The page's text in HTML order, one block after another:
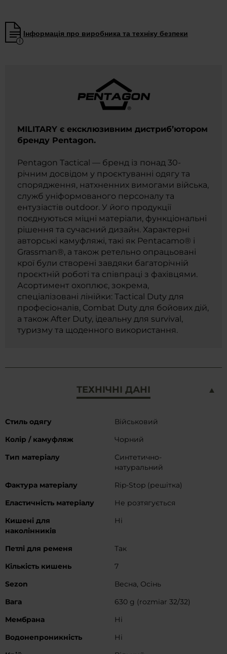
Інформація про виробника та техніку безпеки
MILITARY є ексклюзивним дистриб’ютором
бренду Pentagon.
Pentagon Tactical — бренд із понад 30-
річним досвідом у проєктуванні одягу та
спорядження, натхненних вимогами війська,
служб уніформованого персоналу та
ентузіастів outdoor. У його продукції
поєднуються міцні матеріали, функціональні
рішення та сучасний дизайн. Характерні
авторські камуфляжі, такі як Pentacamo® і
Grassman®, а також ретельно опрацьовані
крої були створені завдяки багаторічній
проєктній роботі та співпраці з фахівцями.
Асортимент охоплює, зокрема,
спеціалізовані лінійки: Tactical Duty для
професіоналів, Combat Duty для бойових дій,
а також After Duty, ідеальну для survival,
туризму та щоденного використання.
ТЕХНІЧНІ ДАНІ
Докладніше
Стиль одягу
Військовий
Колір / камуфляж
Чорний
Тип матеріалу
Синтетично-
натуральний
Фактура матеріалу
Rip-Stop (решітка)
Еластичність матеріалу
Не розтягується
Кишені для
наколінників
Ні
Петлі для ременя
Так
Кількість кишень
7
Sezon
Весна, Осінь
Вага
630 g (rozmiar 32/32)
Мембрана
Ні
Водонепроникність
Ні